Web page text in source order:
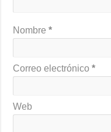
Nombre*
Correo electrónico*
Web